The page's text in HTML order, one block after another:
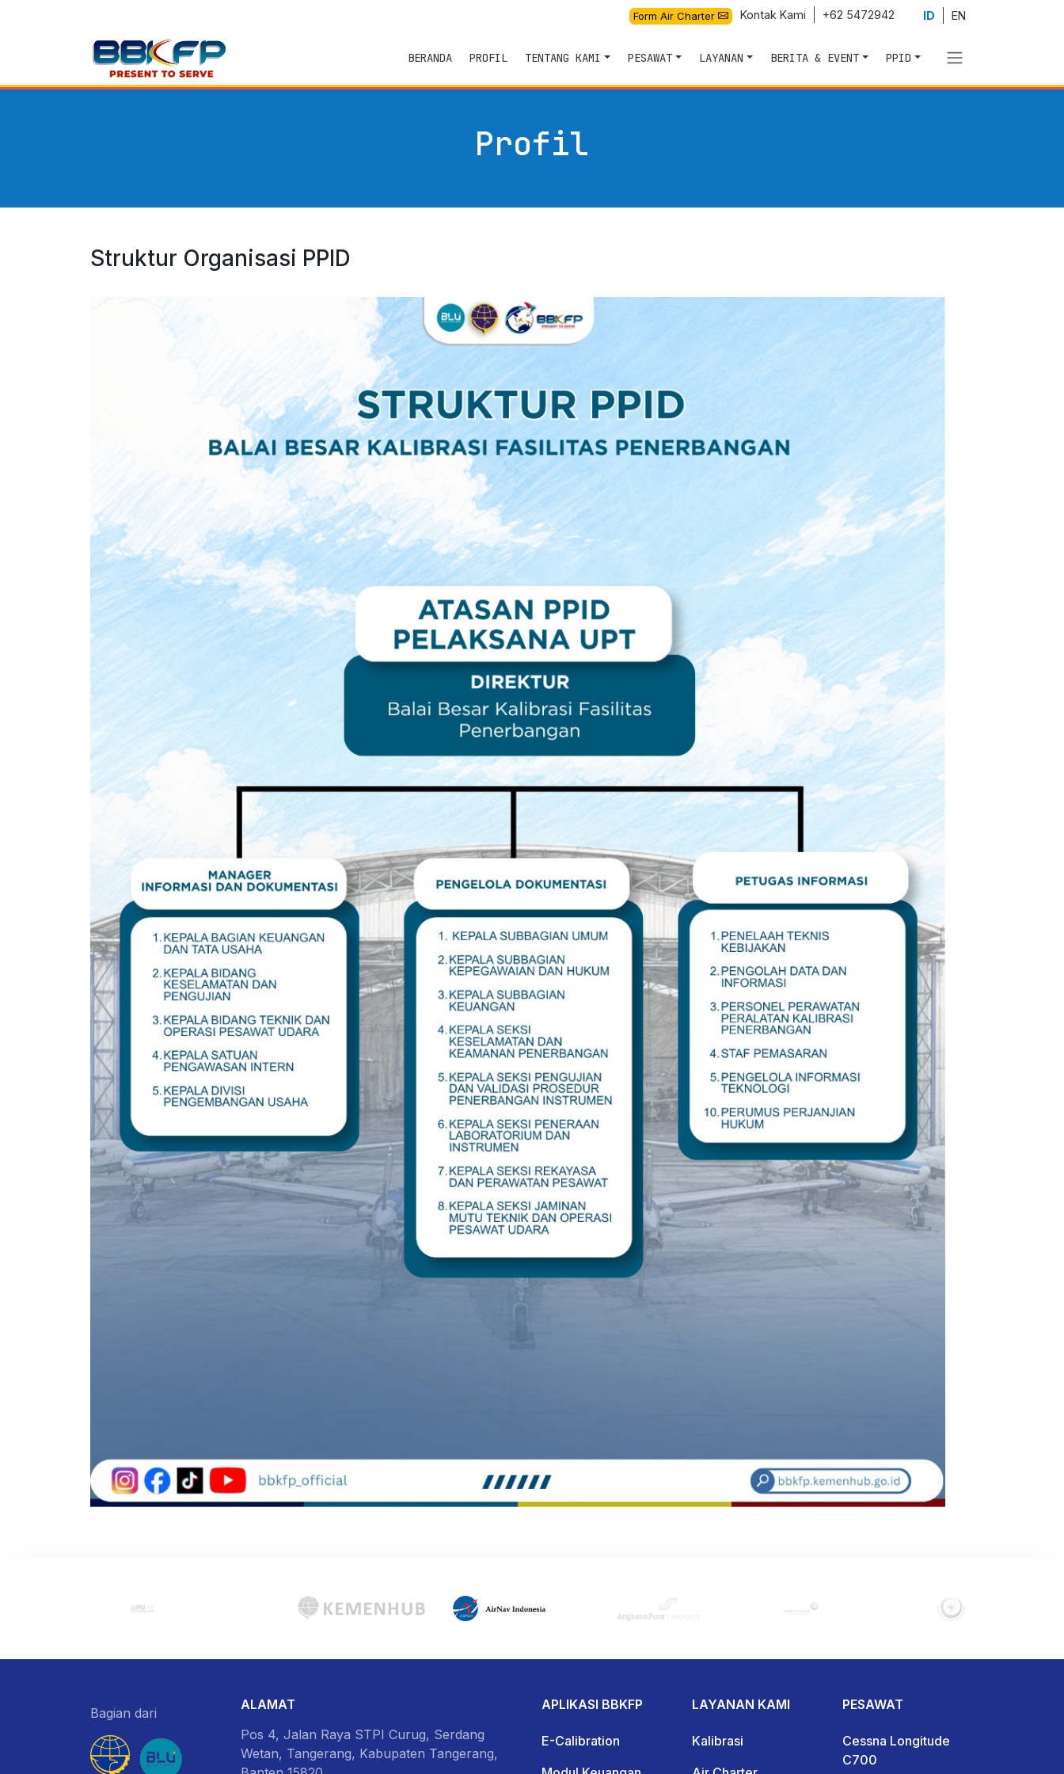
Form Air Charter Kontak Kami +62 5472942 ID EN
BERANDA PROFIL TENTANG KAMI PESAWAT LAYANAN BERITA & EVENT PPID
Profil
Struktur Organisasi PPID
Bagian dari
ALAMAT
Pos 4, Jalan Raya STPI Curug, Serdang
Wetan, Tangerang, Kabupaten Tangerang,
APLIKASI BBKFP
E-Calibration
LAYANAN KAMI
Kalibrasi
PESAWAT
Cessna Longitude
C700